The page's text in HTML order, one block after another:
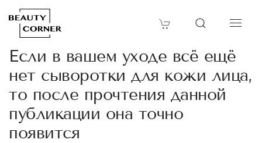
Если в вашем уходе всё ещё
нет сыворотки для кожи лица,
то после прочтения данной
публикации она точно
появится